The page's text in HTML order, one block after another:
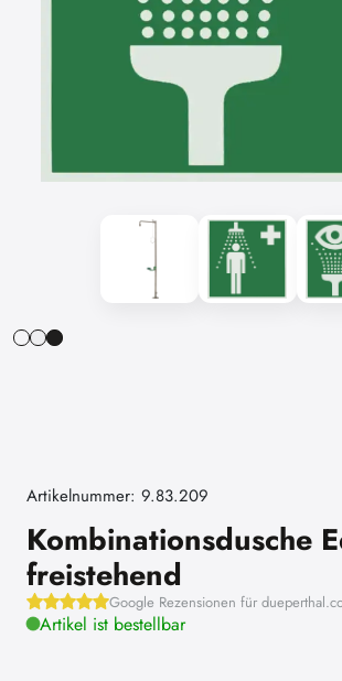
Artikelnummer: 9.83.209
Kombinationsdusche
freistehend
Google Rezensionen für
Artikel ist bestellbar